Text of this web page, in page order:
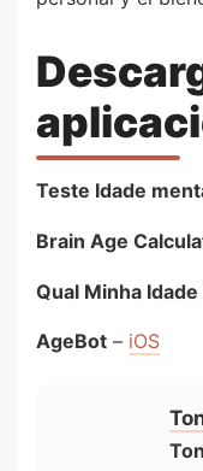
Teste Idade
Brain Age
Qual Minha
AgeBot – iOS